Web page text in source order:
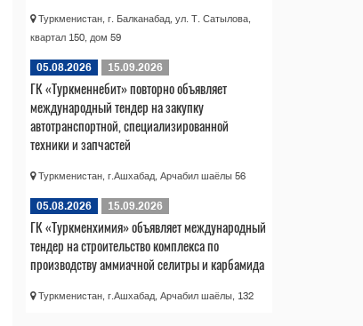
Туркменистан, г. Балканабад, ул. Т. Сатылова,
квартал 150, дом 59
05.08.2026 15.09.2026
ГК «Туркменнебит» повторно объявляет
международный тендер на закупку
автотранспортной, специализированной
техники и запчастей
Туркменистан, г.Ашхабад, Арчабил шаёлы 56
05.08.2026 15.09.2026
ГК «Туркменхимия» объявляет международный
тендер на строительство комплекса по
производству аммиачной селитры и карбамида
Туркменистан, г.Ашхабад, Арчабил шаёлы, 132